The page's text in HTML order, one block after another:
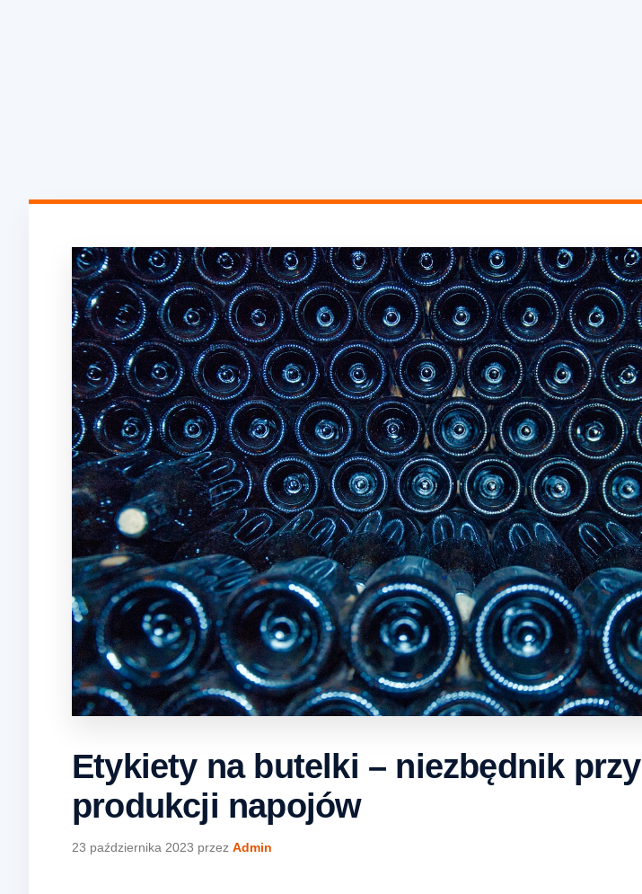
Etykiety na butelki – niezbędnik przy
produkcji napojów
23 października 2023 przez Admin